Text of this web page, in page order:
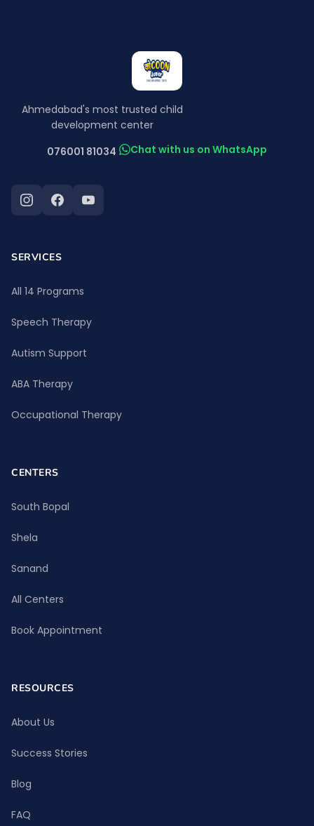
Ahmedabad's most trusted child
development center
076001 81034
Chat with us on WhatsApp
SERVICES
All 14 Programs
Speech Therapy
Autism Support
ABA Therapy
Occupational Therapy
CENTERS
South Bopal
Shela
Sanand
All Centers
Book Appointment
RESOURCES
About Us
Success Stories
Blog
FAQ